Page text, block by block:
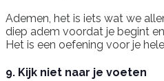
Ademen, het is iets wat we
diep adem voordat je begint
Het is een oefening voor je
9. Kijk niet naar je voeten